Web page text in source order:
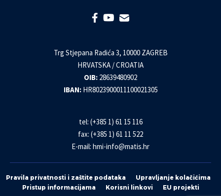
Trg Stjepana Radića 3, 10000 ZAGREB
HRVATSKA / CROATIA
OIB: 28639480902
IBAN: HR8023900011100021305
tel: (+385 1) 61 15 116
fax: (+385 1) 61 11 522
E-mail: hmi-info@matis.hr
Pravila privatnosti i zaštite podataka
Upravljanje kolačićima
Pristup informacijama
Korisni linkovi EU projekti